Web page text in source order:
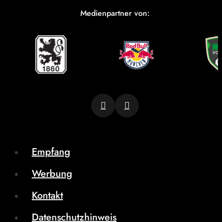
Medienpartner von:
Empfang
Werbung
Kontakt
Datenschutzhinweis